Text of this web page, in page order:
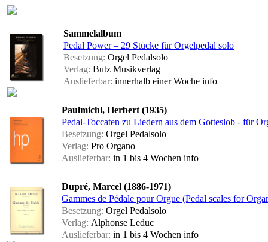
Sammelalbum
Pedal Power – 29 Stücke für Orgelpedal solo
Besetzung: Orgel Pedalsolo
Verlag: Butz Musikverlag
Auslieferbar: innerhalb einer Woche info
Paulmichl, Herbert (1935)
Pedal-Toccaten zu Liedern aus dem Gotteslob - für
Besetzung: Orgel Pedalsolo
Verlag: Pro Organo
Auslieferbar: in 1 bis 4 Wochen info
Dupré, Marcel (1886-1971)
Gammes de Pédale pour Orgue (Pedal scales for
Besetzung: Orgel Pedalsolo
Verlag: Alphonse Leduc
Auslieferbar: in 1 bis 4 Wochen info